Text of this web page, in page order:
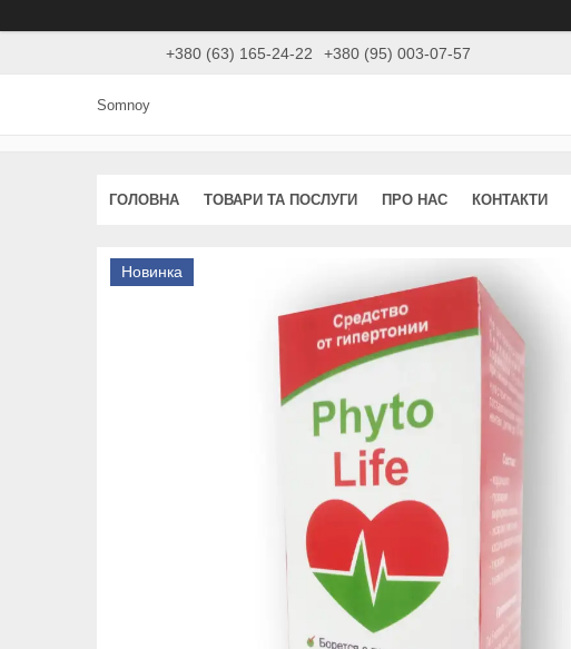
+380 (63) 165-24-22 +380 (95) 003-07-57
Somnoy
ГОЛОВНА ТОВАРИ ТА ПОСЛУГИ ПРО НАС КОНТАКТИ
Новинка